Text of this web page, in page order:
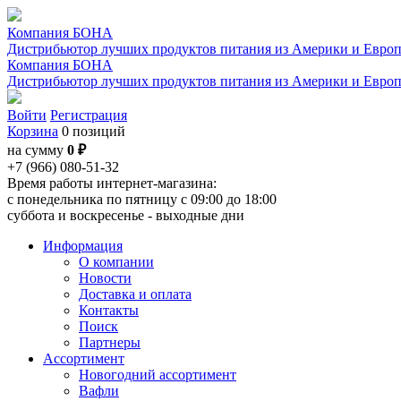
Компания БОНА
Дистрибьютор лучших продуктов питания из Америки и
Компания БОНА
Дистрибьютор лучших продуктов питания из Америки и
Войти Регистрация
Корзина 0 позиций
на сумму 0 ₽
+7 (966) 080-51-32
Время работы интернет-магазина:
с понедельника по пятницу с 09:00 до 18:00
суббота и воскресенье - выходные дни
Информация
О компании
Новости
Доставка и оплата
Контакты
Поиск
Партнеры
Ассортимент
Новогодний ассортимент
Вафли